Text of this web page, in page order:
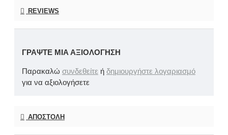
REVIEWS
ΓΡΆΨΤΕ ΜΙΑ ΑΞΙΟΛΌΓΗΣΗ
Παρακαλώ συνδεθείτε ή δημιουργήστε λογαριασμό
για να αξιολογήσετε
ΑΠΟΣΤΟΛΉ